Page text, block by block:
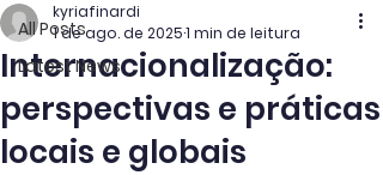
All Posts
Latest News
Internacionalização:
perspectivas e práticas
locais e globais
kyriafinardi
1 de ago. de 20251 min de leitura